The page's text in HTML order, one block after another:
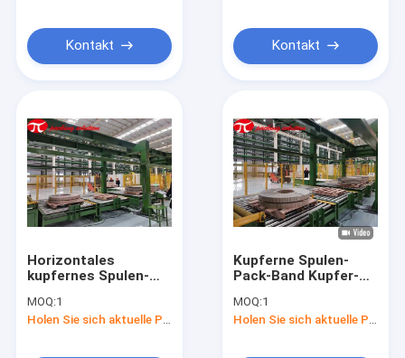
Kontakt Kontakt
Horizontales
kupfernes Spulen-
380V mit Maschine
Tumstile, der
MOQ:1
Kupferne Spulen-
Pack-Band Kupfer-
Verpackungs-
Maschine
MOQ:1